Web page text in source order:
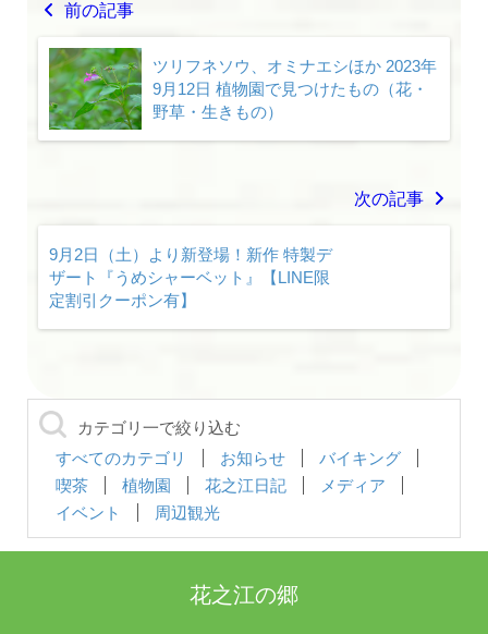
前の記事
ツリフネソウ、オミナエシほか 2023年
9月12日 植物園で見つけたもの（花・
野草・生きもの）
次の記事
9月2日（土）より新登場！新作 特製デ
ザート『うめシャーベット』【LINE限
定割引クーポン有】
カテゴリ一で絞り込む
すべてのカテゴリ
お知らせ
バイキング
喫茶
植物園 花之江日記
メディア
イベント
周辺観光
花之江の郷